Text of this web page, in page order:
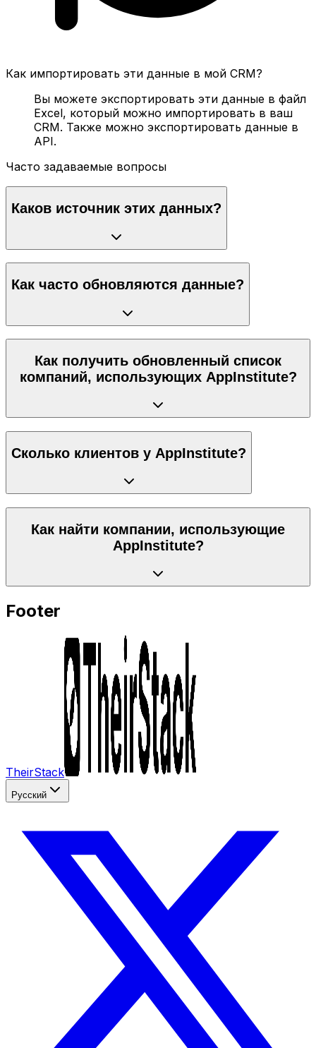
Как импортировать эти данные в мой CRM?
Вы можете экспортировать эти данные в файл
Excel, который можно импортировать в ваш
CRM. Также можно экспортировать данные в
API.
Часто задаваемые вопросы
Каков источник этих данных?
Как часто обновляются данные?
Как получить обновленный список
компаний, использующих AppInstitute?
Сколько клиентов у AppInstitute?
Как найти компании, использующие
AppInstitute?
Footer
TheirStack
Русский